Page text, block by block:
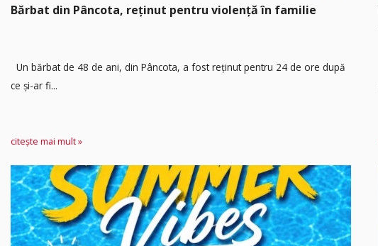
Bărbat din Pâncota, reținut pentru violență în familie
Un bărbat de 48 de ani, din Pâncota, a fost reținut pentru 24 de ore după
ce și-ar fi...
citește mai mult »